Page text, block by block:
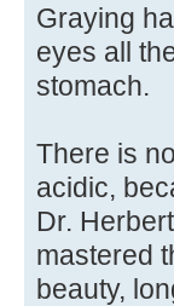
Graying
eyes all
stomach.
There is
acidic,
Dr.
mastered
beauty,